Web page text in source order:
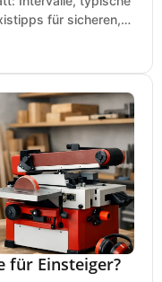
für sicheren,
für Einsteiger?